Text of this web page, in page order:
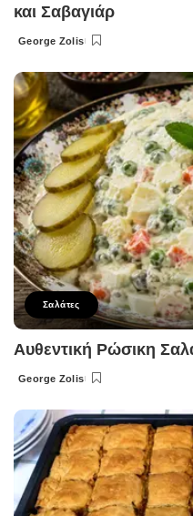
και Σαβαγιάρ
Posted
George Zolis
Σαλάτες
Αυθεντική Ρώσικη
Posted
George Zolis